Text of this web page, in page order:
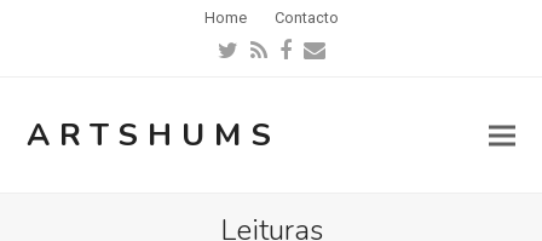
Home Contacto
Twitter
RSSFacebook
Email
ARTSHUMS
Leituras